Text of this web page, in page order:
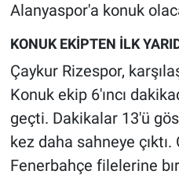
Alanyaspor'a konuk
KONUK EKİPTEN İLK
Çaykur Rizespor,
Konuk ekip 6'ıncı
geçti. Dakikalar 13'ü
kez daha sahneye
Fenerbahçe filelerine
Programlar
Sağlık
Spor
Teknoloji